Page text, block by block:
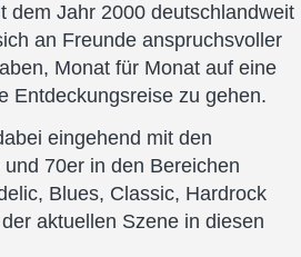
dem Jahr 2000 deutschlandweit
an Freunde anspruchsvoller
Monat für Monat auf eine
Entdeckungsreise zu gehen.
eingehend mit den
70er in den Bereichen
Blues, Classic, Hardrock
aktuellen Szene in diesen